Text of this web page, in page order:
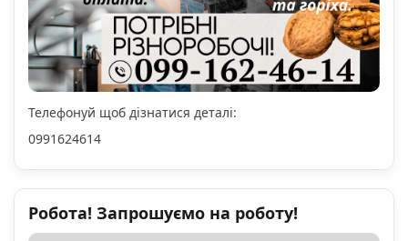
Телефонуй щоб дізнатися деталі:
0991624614
Робота! Запрошуємо на роботу!